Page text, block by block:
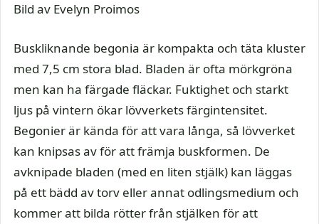
Bild av Evelyn Proimos
Buskliknande begonia är kompakta och täta kluster
med 7,5 cm stora blad. Bladen är ofta mörkgröna
men kan ha färgade fläckar. Fuktighet och starkt
ljus på vintern ökar lövverkets färgintensitet.
Begonier är kända för att vara långa, så lövverket
kan knipsas av för att främja buskformen. De
avknipade bladen (med en liten stjälk) kan läggas
på ett bädd av torv eller annat odlingsmedium och
kommer att bilda rötter från stjälken för att